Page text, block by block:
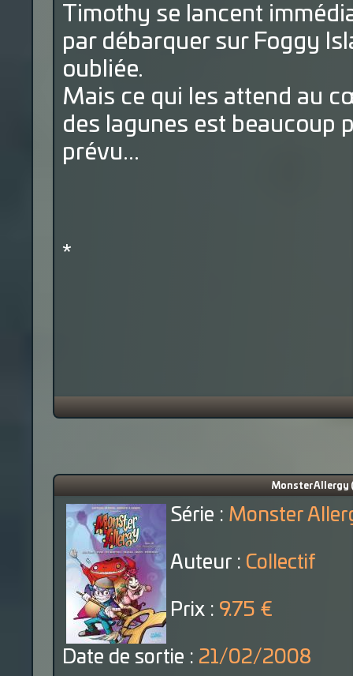
Timothy se lancent
par débarquer sur Foggy
oubliée.
Mais ce qui les attend au
des lagunes est beaucoup
prévu...
*
Monster Allergy
Série : Monster
Auteur : Collectif
Prix : 9.75 €
Date de sortie : 21/02/2008